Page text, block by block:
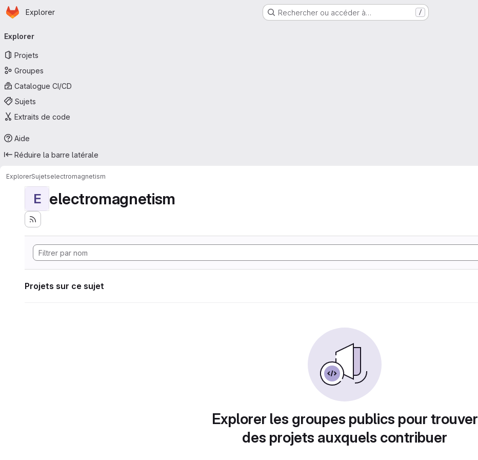
Passer au contenu principal
Page d'accueil
Explorer Rechercher ou accéder à… /
principale
Explorer
Projets
Groupes
Catalogue CI/CD
Sujets
Extraits de code
Aide
Réduire la barre latérale
ExplorerSujetselectromagnetism
E electromagnetism
Projets sur ce sujet
Explorer les groupes publics pour trouver
des projets auxquels contribuer